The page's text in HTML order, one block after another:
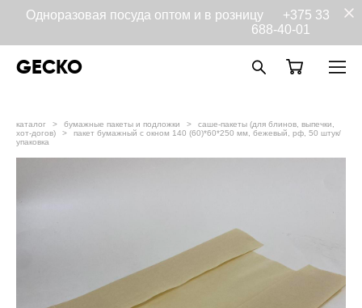
Одноразовая посуда оптом и в розницу +375 33
688-40-01
GECKO
каталог > бумажные пакеты и подложки >
саше-пакеты (для блинов, выпечки,
хот-догов)
>
пакет бумажный с окном 140 (60)*60*250 мм, бежевый, рф, 50 штук/
упаковка